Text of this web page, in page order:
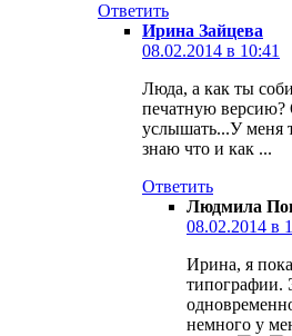
Ответить
Ирина Зайцева
08.02.2014 в 10:41
Люда, а как ты
печатную версию?
услышать...У меня
знаю что и как ...
Ответить
Людмила
08.02.2014 в
Ирина, я
типографии.
немного у